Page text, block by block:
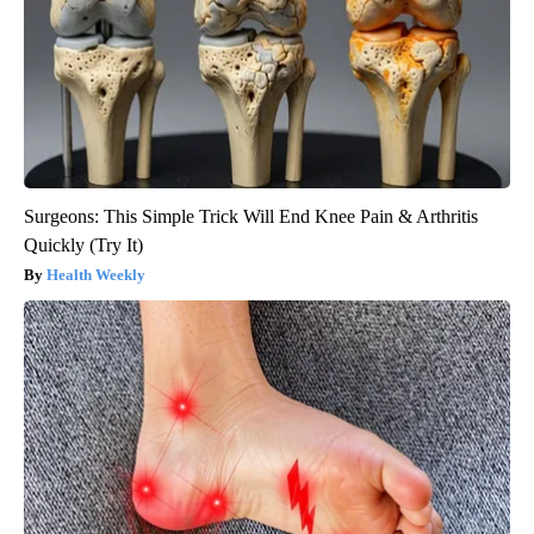
Surgeons: This Simple Trick Will End Knee Pain & Arthritis
Quickly (Try It)
Health Weekly